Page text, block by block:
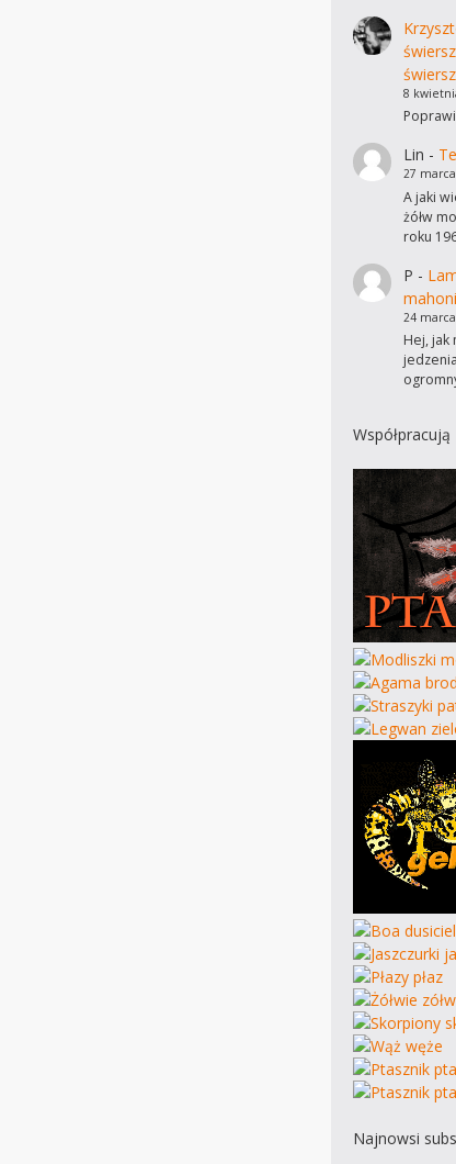
8
Lin -
27
A jaki
żółw
roku
P -
24
Hej, jak
Najnowsi